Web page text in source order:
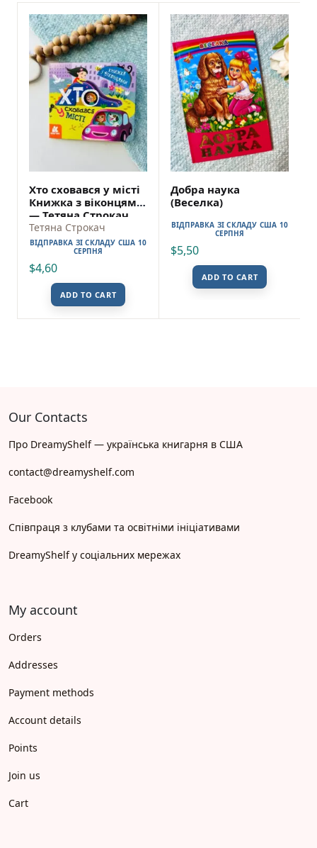
Хто сховався у місті
Книжка з віконцями
— Тетяна Строкач
Тетяна Строкач
ВІДПРАВКА ЗІ СКЛАДУ США 10
СЕРПНЯ
$4,60
ADD TO CART
Добра наука
(Веселка)
ВІДПРАВКА ЗІ СКЛАДУ США 10
СЕРПНЯ
$5,50
ADD TO CART
Our Contacts
Про DreamyShelf — українська книгарня в США
contact@dreamyshelf.com
Facebook
Співпраця з клубами та освітніми ініціативами
DreamyShelf у соціальних мережах
My account
Orders
Addresses
Payment methods
Account details
Points
Join us
Cart